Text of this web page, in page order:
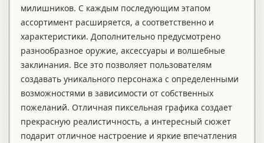
милишников. С каждым последующим этапом
ассортимент расширяется, а соответственно и
характеристики. Дополнительно предусмотрено
разнообразное оружие, аксессуары и волшебные
заклинания. Все это позволяет пользователям
создавать уникального персонажа с определенными
возможностями в зависимости от собственных
пожеланий. Отличная пиксельная графика создает
прекрасную реалистичность, а интересный сюжет
подарит отличное настроение и яркие впечатления